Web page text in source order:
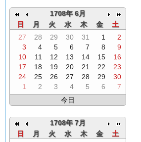
1708年 6月
日
月 火 水 木 金
土
27
28 29 30 31 1
2
3
4 5 6 7 8
9
10
11 12 13 14 15
16
17
18 19 20 21 22
23
24
25 26 27 28 29
30
1
2 3 4 5 6
7
今日
1708年 7月
日
月 火 水 木 金
土